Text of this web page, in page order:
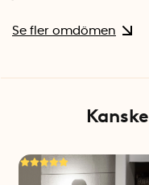
Se fler omdömen